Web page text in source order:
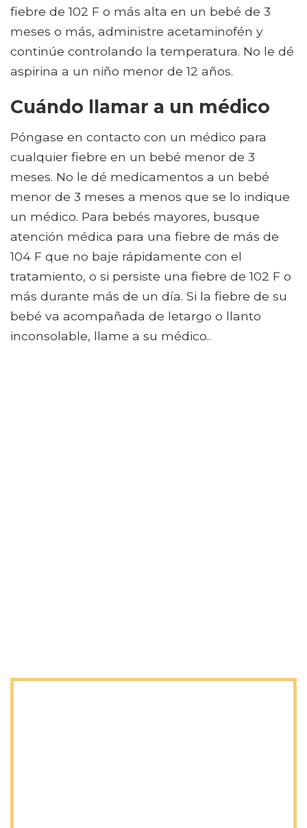
fiebre de 102 F o más alta en un bebé de 3
meses o más, administre acetaminofén y
continúe controlando la temperatura. No le dé
aspirina a un niño menor de 12 años.
Cuándo llamar a un médico
Póngase en contacto con un médico para
cualquier fiebre en un bebé menor de 3
meses. No le dé medicamentos a un bebé
menor de 3 meses a menos que se lo indique
un médico. Para bebés mayores, busque
atención médica para una fiebre de más de
104 F que no baje rápidamente con el
tratamiento, o si persiste una fiebre de 102 F o
más durante más de un día. Si la fiebre de su
bebé va acompañada de letargo o llanto
inconsolable, llame a su médico..